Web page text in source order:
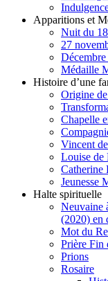
Apparitions et
Nuit du
27
Médaille
Histoire d’une
Origine
Chapelle
Vincent
Louise de
Catherine
Jeunesse
Halte spirituelle
Neuvaine
(2020) en
Mot du
Prière Fin
Prions
Rosaire